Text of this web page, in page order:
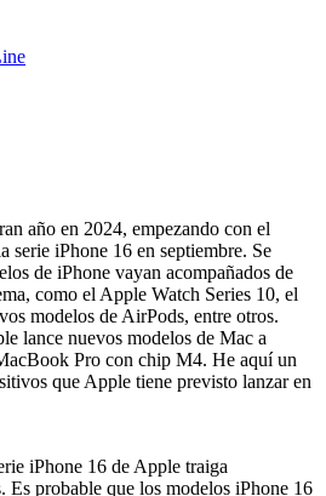
año en 2024, empezando con el
serie iPhone 16 en septiembre. Se
de iPhone vayan acompañados de
como el Apple Watch Series 10, el
modelos de AirPods, entre otros.
lance nuevos modelos de Mac a
Pro con chip M4. He aquí un
que Apple tiene previsto lanzar en
iPhone 16 de Apple traiga
Es probable que los modelos iPhone 16